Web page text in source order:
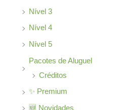
Nível 3
Nível 4
Nível 5
Pacotes de Aluguel
Créditos
✨ Premium
🆕 Novidades